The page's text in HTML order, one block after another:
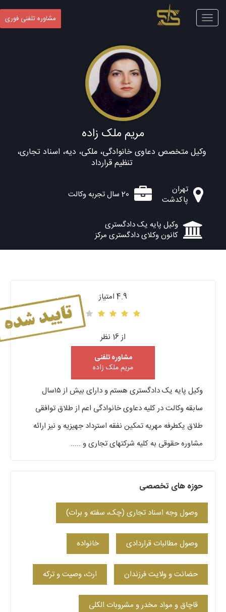
Toggle
navigation
مشاوره تلفنی فوری
مریم ملک زاده
وکیل متخصص دعاوی خانوادگی، ملکی، دیه، اسناد تجاری،
تنظیم قرارداد
تهران
پاکدشت
20 سال تجربه وکالت
وکیل پایه یک دادگستری
کانون وکلای دادگستری مرکز
4.9 امتیاز
از 16 نظر
مشاوره تلفنی
مریم ملک زاده
وکیل پایه یک دادگستری هستم و دارای بیش از ۱۵سال
سابقه وکالت در کلیه دعاوی خانوادگی اعم از طلاق توافقی
طلاق یکطرفه مهریه تمکین نفقه استرداد جهیزیه و نیز ارائه
مشاوره حقوقی به کلیه شرکتهای تجاری و .....
حوزه های تخصصی
وصول وجه اسناد تجاری (چک، سفته و برات)
وصول مطالبات قراردادی خانواده
حضانت و ولایت فرزندان ارث، وصیت و ترکه
قاچاق و مواد مخدر و مشروبات الکلی